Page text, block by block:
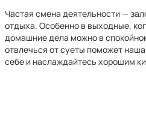
Частая смена деятельности —
отдыха. Особенно в выходные,
домашние дела можно в
отвлечься от суеты поможет
себе и наслаждайтесь хорошим